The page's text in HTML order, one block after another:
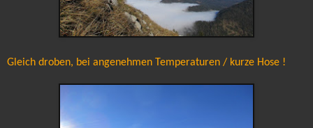
Gleich droben, bei angenehmen Temperaturen / kurze Hose !